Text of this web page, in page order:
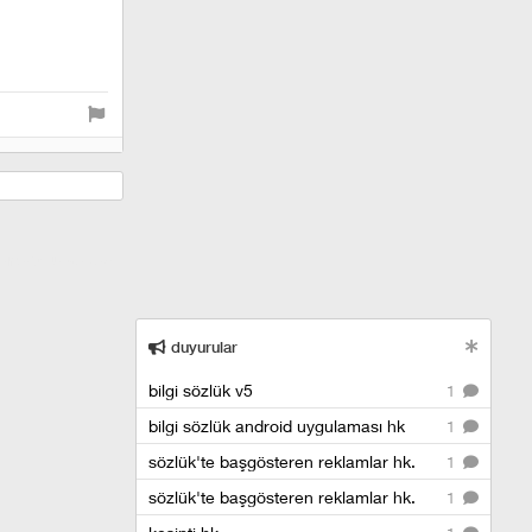
duyurular
1
bilgi sözlük v5
1
bilgi sözlük android uygulaması hk
1
sözlük'te başgösteren reklamlar hk.
1
sözlük'te başgösteren reklamlar hk.